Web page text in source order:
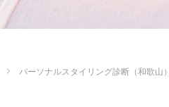
パーソナルスタイリング診断（和歌山